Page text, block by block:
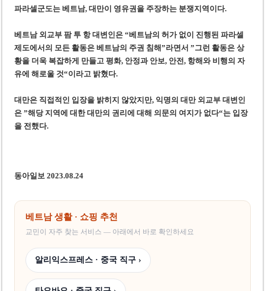
파라셀군도는 베트남, 대만이 영유권을 주장하는 분쟁지역이다.
베트남 외교부 팜 투 항 대변인은 “베트남의 허가 없이 진행된 파라셀
제도에서의 모든 활동은 베트남의 주권 침해”라면서 ”그런 활동은 상
황을 더욱 복잡하게 만들고 평화, 안정과 안보, 안전, 항해와 비행의 자
유에 해로울 것“이라고 밝혔다.
대만은 직접적인 입장을 밝히지 않았지만, 익명의 대만 외교부 대변인
은 ”해당 지역에 대한 대만의 권리에 대해 의문의 여지가 없다“는 입장
을 전했다.
동아일보 2023.08.24
베트남 생활 · 쇼핑 추천
교민이 자주 찾는 서비스 — 아래에서 바로 확인하세요
알리익스프레스 · 중국 직구 ›